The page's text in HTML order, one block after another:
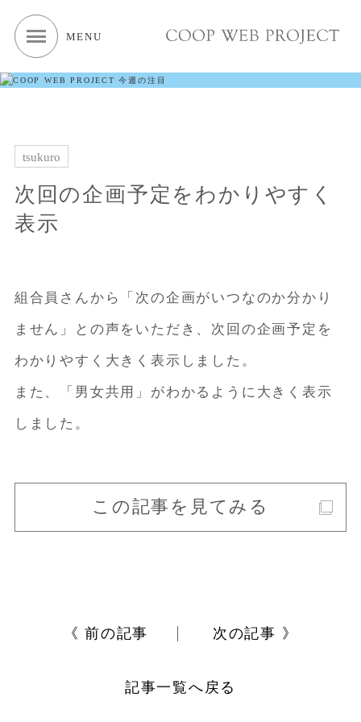
MENU
tsukuro
次回の企画予定をわかりやすく
表示
組合員さんから「次の企画がいつなのか分かり
ません」との声をいただき、次回の企画予定を
わかりやすく大きく表示しました。
また、「男女共用」がわかるように大きく表示
しました。
この記事を見てみる
《 前の記事
記事一覧へ戻る
次の記事 》